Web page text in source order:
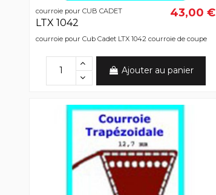
courroie pour CUB CADET
LTX 1042
43,00 €
courroie pour Cub Cadet LTX 1042 courroie de coupe
Ajouter au panier